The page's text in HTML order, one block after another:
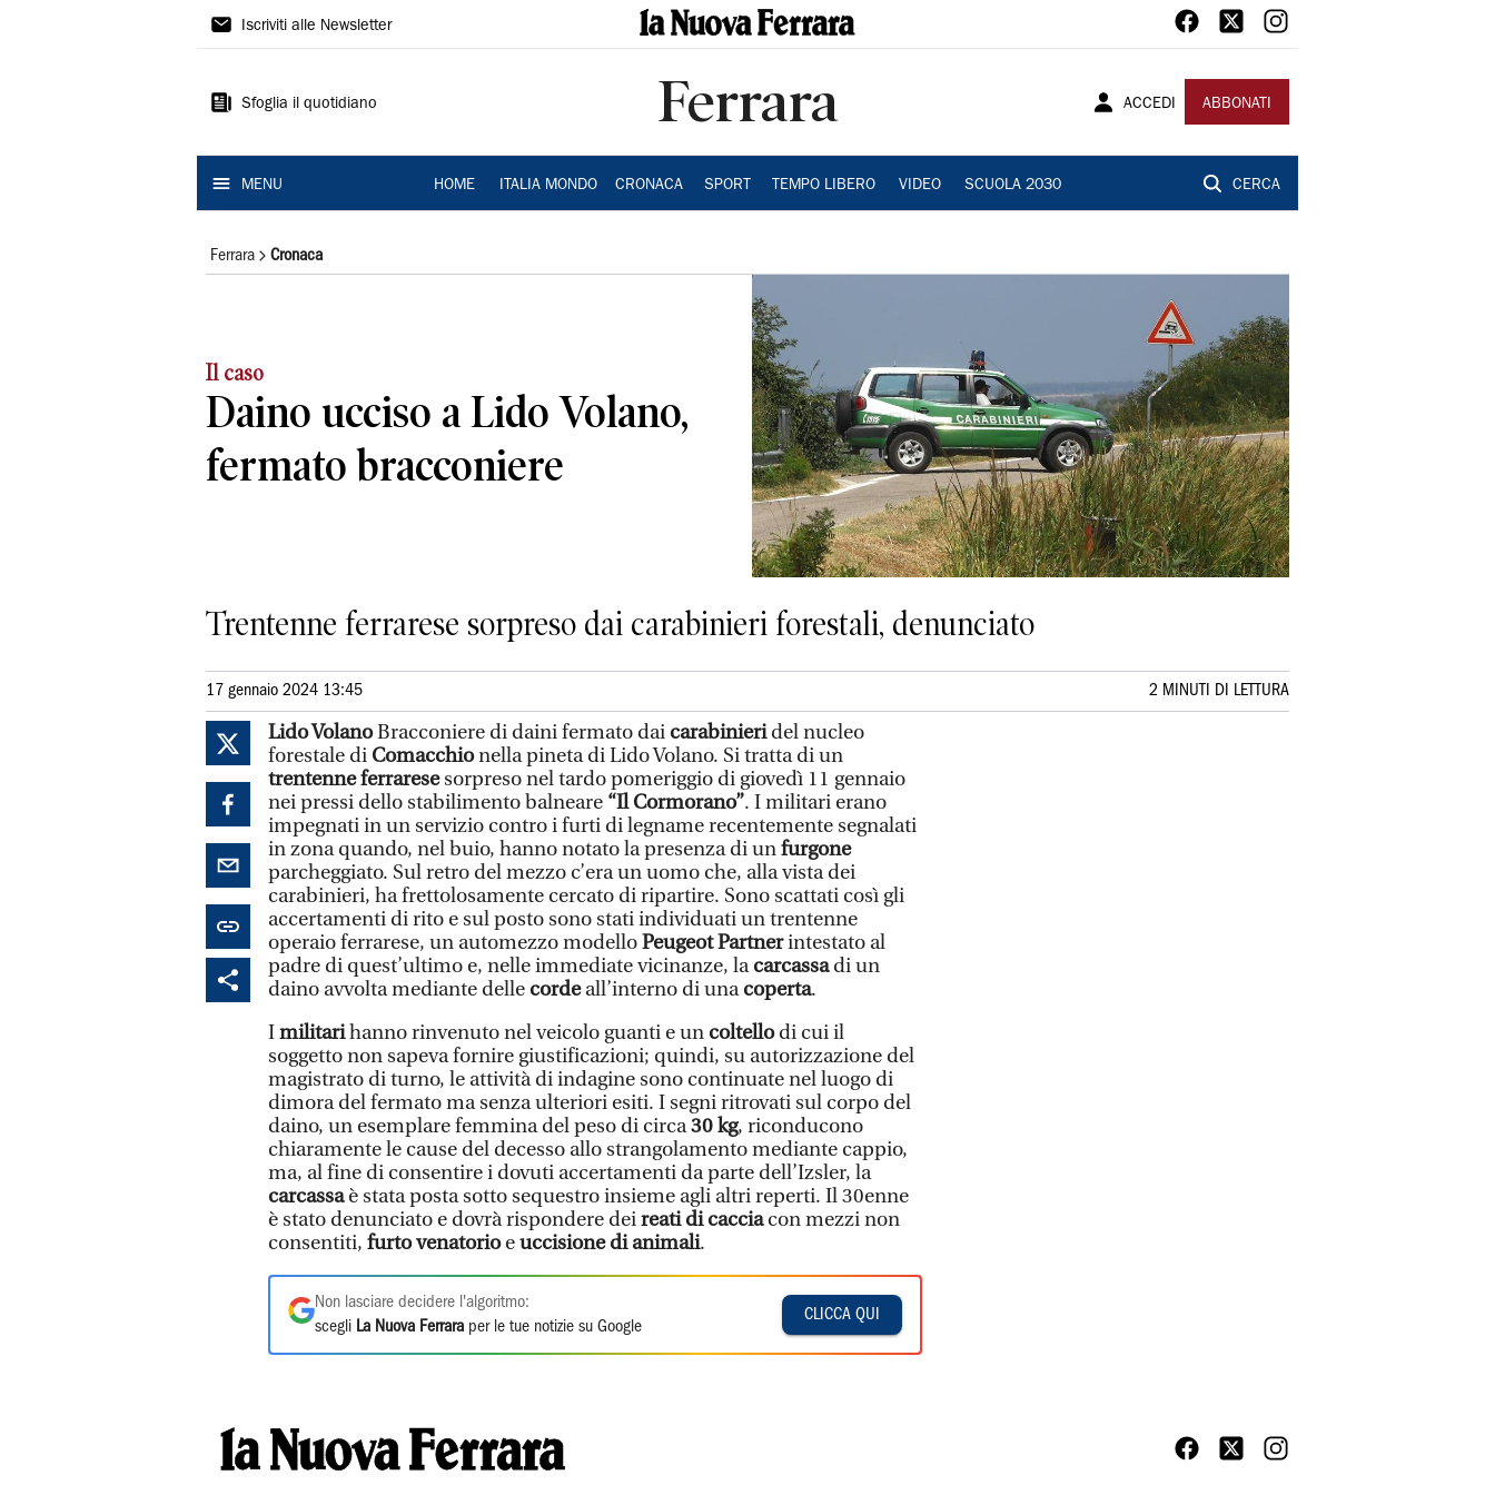
La
Ferrara
Iscriviti alle Newsletter
Sfoglia il quotidiano Ferrara ACCEDI ABBONATI
MENU HOME ITALIA MONDO CRONACA SPORT TEMPO LIBERO VIDEO SCUOLA 2030 CERCA
Ferrara Cronaca
Il caso
Daino ucciso a Lido Volano,
fermato bracconiere
Trentenne ferrarese sorpreso dai carabinieri forestali, denunciato
17 gennaio 2024 13:45 2 MINUTI DI LETTURA
Lido VolanoBracconiere di daini fermato dai carabinieridel nucleo
forestale di Comacchionella pineta di Lido Volano. Si tratta di un
trentenne ferraresesorpreso nel tardo pomeriggio di giovedì 11 gennaio
nei pressi dello stabilimento balneare “Il Cormorano”. I militari erano
impegnati in un servizio contro i furti di legname recentemente segnalati
in zona quando, nel buio, hanno notato la presenza di unfurgone
parcheggiato. Sul retro del mezzo c’era un uomo che, alla vista dei
carabinieri, ha frettolosamente cercato di ripartire. Sono scattati così gli
accertamenti di rito e sul posto sono stati individuati un trentenne
operaio ferrarese, un automezzo modelloPeugeot Partnerintestato al
padre di quest’ultimo e, nelle immediate vicinanze, lacarcassadi un
daino avvolta mediante delle cordeall’interno di unacoperta.
Imilitarihanno rinvenuto nel veicolo guanti e un coltellodi cui il
soggetto non sapeva fornire giustificazioni; quindi, su autorizzazione del
magistrato di turno, le attività di indagine sono continuate nel luogo di
dimora del fermato ma senza ulteriori esiti. I segni ritrovati sul corpo del
daino, un esemplare femmina del peso di circa30 kg, riconducono
chiaramente le cause del decesso allo strangolamento mediante cappio,
ma, al fine di consentire i dovuti accertamenti da parte dell’Izsler, la
carcassaè stata posta sotto sequestro insieme agli altri reperti. Il 30enne
è stato denunciato e dovrà rispondere deireati di cacciacon mezzi non
consentiti, furto venatorioeuccisione di animali.
Non lasciare decidere l'algoritmo:
scegli La Nuova Ferrara per le tue notizie su Google
CLICCA QUI